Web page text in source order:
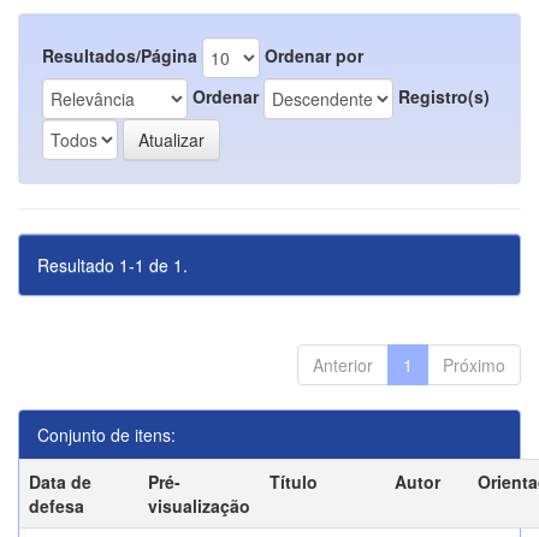
Resultados/Página
Ordenar por
Ordenar
Registro(s)
Resultado 1-1 de 1.
Anterior 1 Próximo
Conjunto de itens:
Data de
defesa
Pré-
visualização
Título Autor